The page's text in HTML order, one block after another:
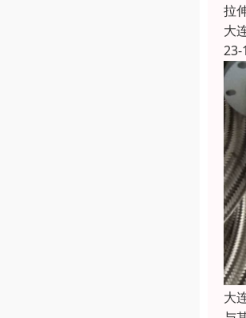
拉
大
23-
大